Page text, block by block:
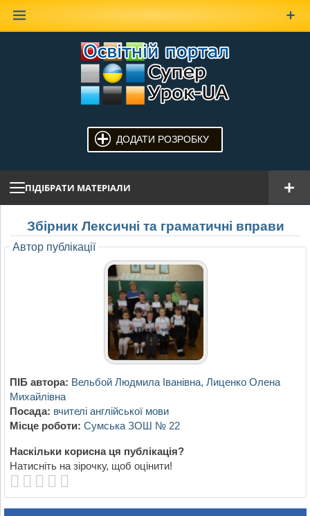
ДОДАТИ РОЗРОБКУ
ПІДІБРАТИ МАТЕРІАЛИ
Збірник Лексичні та граматичні вправи
Автор публікації
ПІБ автора: Вельбой Людмила Іванівна, Лиценко Олена
Михайлівна
Посада: вчителі англійської мови
Місце роботи: Сумська ЗОШ № 22
Наскільки корисна ця публікація?
Натисніть на зірочку, щоб оцінити!